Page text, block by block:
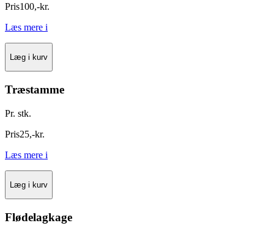
Pris100,-kr.
Læs mere i
Læg i kurv
Træstamme
Pr. stk.
Pris25,-kr.
Læs mere i
Læg i kurv
Flødelagkage